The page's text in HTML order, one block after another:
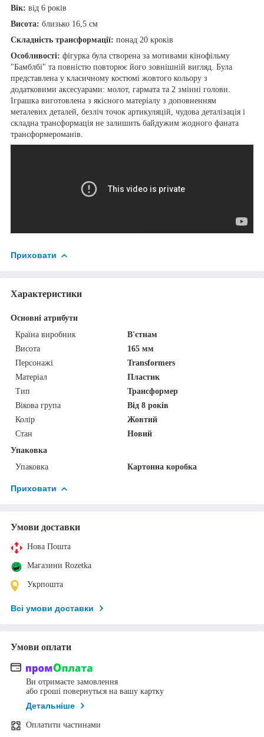
Вік: від 6 років
Висота: близько 16,5 см
Складність трансформації: понад 20 кроків
Особливості: фігурка була створена за мотивами кінофільму
"Бамблбі" та повністю повторює його зовнішній вигляд. Була
представлена у класичному костюмі жовтого кольору з
додатковими аксесуарами: молот, гармата та 2 змінні голови.
Іграшка виготовлена з якісного матеріалу з доповненням
металевих деталей, безліч точок артикуляцій, чудова деталізація і
складна трансформація не залишить байдужим жодного фаната
трансформероманів.
Приховати
Характеристики
Основні атрибути
Країна виробник
В'єтнам
Висота
165 мм
Персонажі
Transformers
Матеріал
Пластик
Тип
Трансформер
Вікова група
Від 8 років
Колір
Жовтий
Стан
Новий
Упаковка
Упаковка
Картонна коробка
Приховати
Умови доставки
Нова Пошта
Магазини Rozetka
Укрпошта
Всі умови доставки
Умови оплати
Ви отримаєте замовлення
або гроші повернуться на вашу картку
Детальніше
Оплатити частинами